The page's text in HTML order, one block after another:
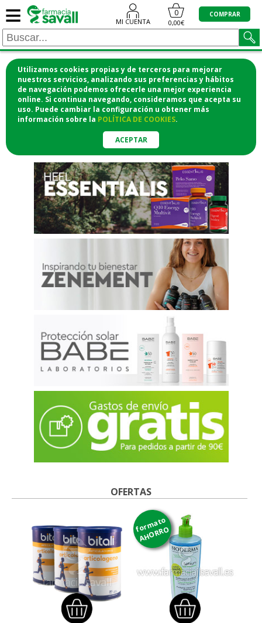
Utilizamos cookies propias y de terceros para mejorar
nuestros servicios, analizando sus preferencias y hábitos
de navegación podemos ofrecerle una mejor experiencia
online. Si continua navegando, consideramos que acepta su
uso. Puede cambiar la configuración u obtener más
información sobre la POLÍTICA DE COOKIES.
ACEPTAR
≡ MI CUENTA
0
0,00€
COMPRAR
¡COMPRA CÓMODAMENTE
DESDE CASA Y RECOGE EN LA
FARMACIA!o si lo prefieres te lo mandamos
a casa
OFERTAS
formato
AHORRO